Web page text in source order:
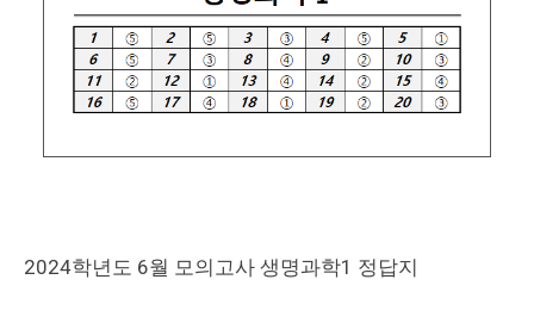
2024학년도 6월 모의고사 생명과학1 정답지